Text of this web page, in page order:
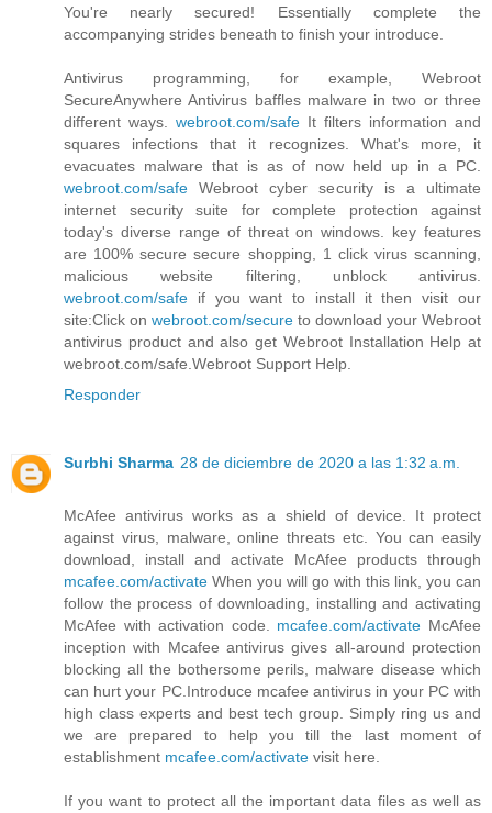
You're nearly secured! Essentially complete the
accompanying strides beneath to finish your introduce.
Antivirus programming, for example, Webroot
SecureAnywhere Antivirus baffles malware in two or three
different ways. webroot.com/safe It filters information and
squares infections that it recognizes. What's more, it
evacuates malware that is as of now held up in a PC.
webroot.com/safe Webroot cyber security is a ultimate
internet security suite for complete protection against
today's diverse range of threat on windows. key features
are 100% secure secure shopping, 1 click virus scanning,
malicious website filtering, unblock antivirus.
webroot.com/safe if you want to install it then visit our
site:Click on webroot.com/secure to download your Webroot
antivirus product and also get Webroot Installation Help at
webroot.com/safe.Webroot Support Help.
Responder
Surbhi Sharma 28 de diciembre de 2020 a las 1:32 a.m.
McAfee antivirus works as a shield of device. It protect
against virus, malware, online threats etc. You can easily
download, install and activate McAfee products through
mcafee.com/activate When you will go with this link, you can
follow the process of downloading, installing and activating
McAfee with activation code. mcafee.com/activate McAfee
inception with Mcafee antivirus gives all-around protection
blocking all the bothersome perils, malware disease which
can hurt your PC.Introduce mcafee antivirus in your PC with
high class experts and best tech group. Simply ring us and
we are prepared to help you till the last moment of
establishment mcafee.com/activate visit here.
If you want to protect all the important data files as well as